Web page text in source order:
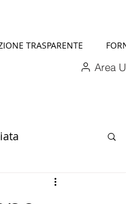
TRASPARENTE
Area